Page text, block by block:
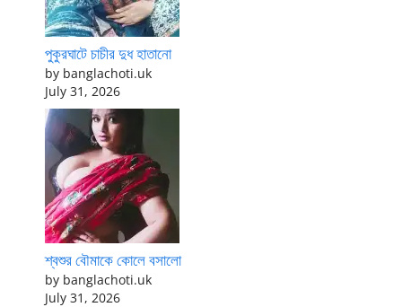
পুকুরঘাটে চাচীর দুধ হাতানো
by banglachoti.uk
July 31, 2026
শ্বশুর বৌমাকে কোলে বসালো
by banglachoti.uk
July 31, 2026